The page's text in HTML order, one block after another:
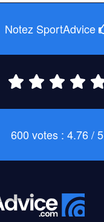
Notez SportAdvice
600 votes : 4.76 / 5